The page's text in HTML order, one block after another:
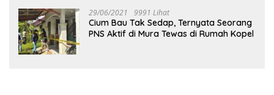
29/06/2021 9991 Lihat
Cium Bau Tak Sedap, Ternyata Seorang
PNS Aktif di Mura Tewas di Rumah Kopel